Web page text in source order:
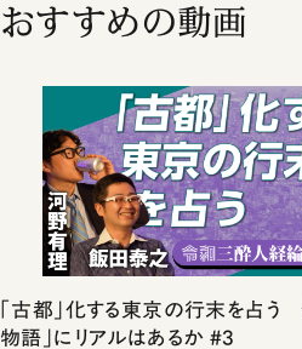
おすすめの動画
「古都」化する東京の行末を占
物語」にリアルはあるか #3